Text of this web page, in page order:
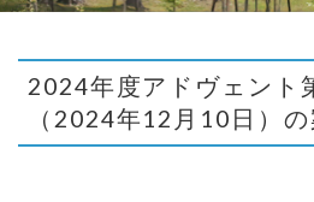
2024年度アドヴェント
（2024年12月10日）の